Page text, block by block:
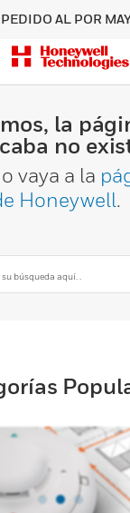
PEDIDO AL POR
la
no
vaya a la
Honeywell.